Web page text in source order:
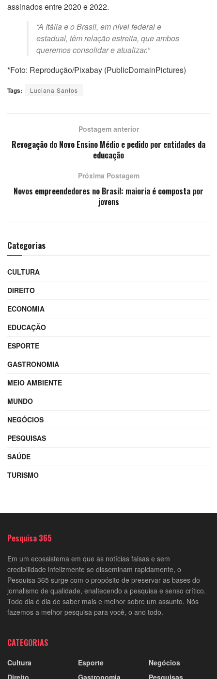
assinados entre 2020 e 2022.
“A Itália e o Brasil, em nível federal e
estadual, têm relação estreita, que ambos
queremos consolidar e atualizar.”
*Foto: Reprodução/Pixabay (PublicDomainPictures)
Tags: Luciana Santos
Postagem anterior
Revogação do Novo Ensino Médio e pedido por entidades da
educação
Próxima Postagem
Novos empreendedores no Brasil: maioria é composta por
jovens
Categorias
CULTURA
DIREITO
ECONOMIA
EDUCAÇÃO
ESPORTE
GASTRONOMIA
MEIO AMBIENTE
MUNDO
NEGÓCIOS
PESQUISAS
SAÚDE
TURISMO
Pesquisa 365
Em um ecossistema em que as notícias falsas e sem
credibilidade infelizmente se disseminam rapidamente, o
Pesquisa 365 surge com o propósito de preservar as bases do
jornalismo de qualidade, enaltecendo a pesquisa e senso crítico.
Todo dia é dia de saber mais e melhor sobre um assunto. Nós
fazemos a melhor pesquisa para você, o ano todo.
CATEGORIAS
Cultura
Direito
Esporte
Gastronomia
Negócios
Pesquisas